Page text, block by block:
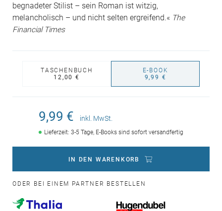
begnadeter Stilist – sein Roman ist witzig,
melancholisch – und nicht selten ergreifend.« The
Financial Times
TASCHENBUCH
12,00 €
E-BOOK
9,99 €
9,99 € inkl. MwSt.
Lieferzeit: 3-5 Tage, E-Books sind sofort versandfertig
IN DEN WARENKORB
ODER BEI EINEM PARTNER BESTELLEN